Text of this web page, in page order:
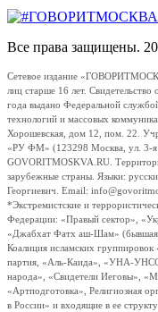
Все права защищены.
Сетевое издание
лиц старше 16 лет.
года выдано Федеральной
технологий и массовых
Хорошевская, дом 12, пом. 22.
«РУ ФМ» (123298 Москва, ул. 3-я
GOVORITMOSKVA.RU.
зарубежные страны. Языки:
Георгиевич. Email:
*Экстремистские и
Федерации: «Правый сектор»,
«Джабхат Фатх аш-Шам» (бывшая
Коалиция исламских
партия, «Аль-Каида», «УНА-
народа», «Свидетели Иеговы»,
«Артподготовка», Религиозная
в России» и входящие в ее